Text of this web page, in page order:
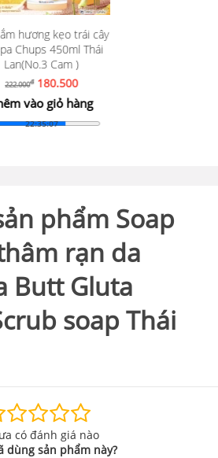
hương kẹo trái cây
Chups 450ml Thái
Lan(No.3 Cam )
222.000đ180.500
vào giỏ hàng
22:35:05
phẩm Soap
rạn da
Butt Gluta
soap Thái
có đánh giá nào
dùng sản phẩm này?